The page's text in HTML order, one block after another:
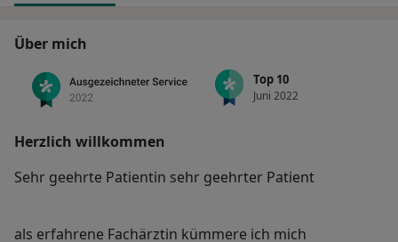
Über mich
Top 10
Juni 2022
Herzlich willkommen
Sehr geehrte Patientin sehr geehrter Patient
als erfahrene Fachärztin kümmere ich mich